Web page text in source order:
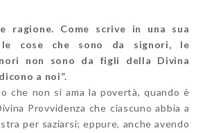
ragione. Come scrive in una sua
cose che sono da signori, le
non sono da figli della Divina
a noi”.
che non si ama la povertà, quando è
Provvidenza che ciascuno abbia a
per saziarsi; eppure, anche avendo